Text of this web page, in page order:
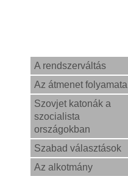
A rendszerváltás
Az átmenet folyamata
Szovjet katonák a
szocialista
országokban
Szabad választások
Az alkotmány